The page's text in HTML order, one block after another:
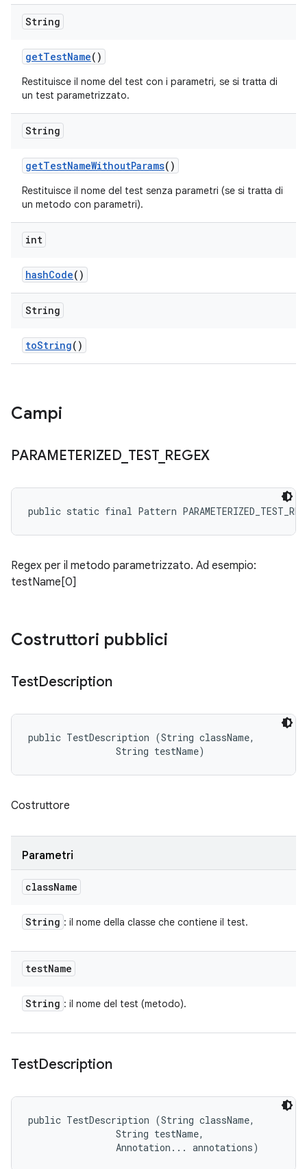
String
getTestName()
Restituisce il nome del test con i parametri, se si tratta di
un test parametrizzato.
String
getTestNameWithoutParams()
Restituisce il nome del test senza parametri (se si tratta di
un metodo con parametri).
int
hashCode()
String
toString()
Campi
PARAMETERIZED_ TEST_ REGEX
public static final Pattern
Regex per il metodo parametrizzato. Ad esempio:
testName[0]
Costruttori pubblici
TestDescription
public TestDescription (String className,
                String testName)
Costruttore
Parametri
className
String : il nome della classe che contiene il test.
testName
String : il nome del test (metodo).
TestDescription
public TestDescription (String className,
                String testName,
                Annotation... annotations)